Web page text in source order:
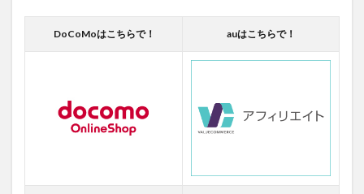
DoCoMoはこちらで！ auはこちらで！